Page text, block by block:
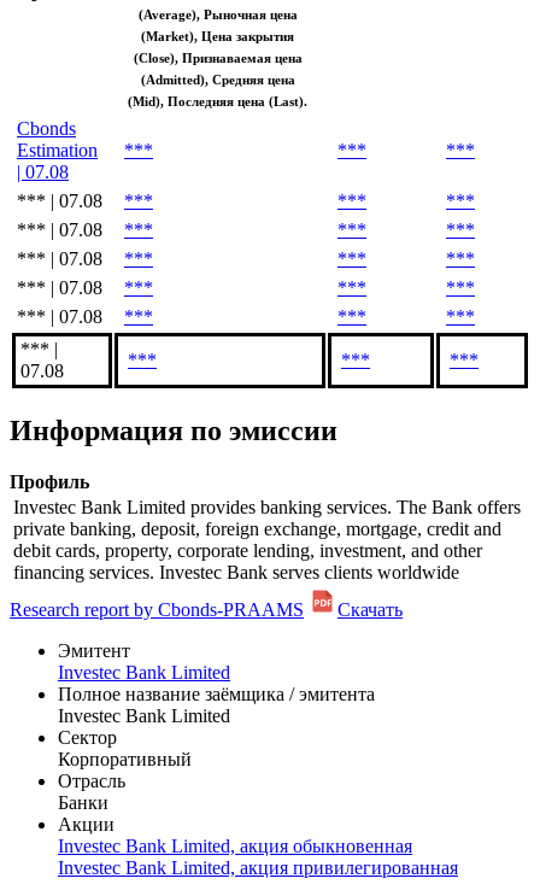
(Average), Рыночная цена
(Market), Цена закрытия
(Close), Признаваемая цена
(Admitted), Средняя цена
(Mid), Последняя цена (Last).
Cbonds
Estimation
| 07.08
*** *** ***
*** | 07.08 *** ***
***
*** | 07.08
*** ***
***
*** | 07.08
*** ***
***
*** | 07.08
*** ***
***
*** | 07.08
*** ***
***
*** |
07.08
*** *** ***
Информация по эмиссии
Профиль
Investec Bank Limited provides banking services. The Bank offers
private banking, deposit, foreign exchange, mortgage, credit and
debit cards, property, corporate lending, investment, and other
financing services. Investec Bank serves clients worldwide
Research report by Cbonds-PRAAMS
Скачать
Эмитент
Investec Bank Limited
Полное название заёмщика / эмитента
Investec Bank Limited
Сектор
Корпоративный
Отрасль
Банки
Акции
Investec Bank Limited, акция обыкновенная
Investec Bank Limited, акция привилегированная